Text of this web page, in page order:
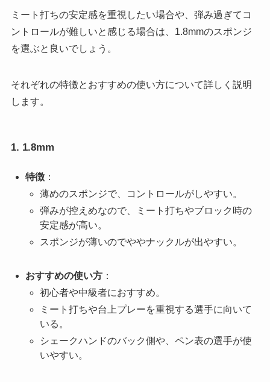
ミート打ちの安定感を重視したい場合や、弾み過ぎてコ
ントロールが難しいと感じる場合は、1.8mmのスポンジ
を選ぶと良いでしょう。
それぞれの特徴とおすすめの使い方について詳しく説明
します。
1. 1.8mm
特徴：
薄めのスポンジで、コントロールがしやすい。
弾みが控えめなので、ミート打ちやブロック時の
安定感が高い。
スポンジが薄いのでややナックルが出やすい。
おすすめの使い方：
初心者や中級者におすすめ。
ミート打ちや台上プレーを重視する選手に向いて
いる。
シェークハンドのバック側や、ペン表の選手が使
いやすい。